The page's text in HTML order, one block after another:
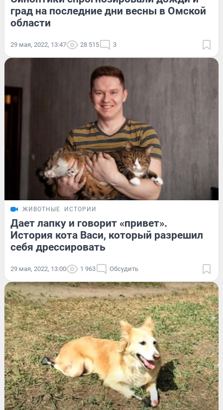
град на последние дни весны в Омской
области
29 мая, 2022, 13:47 28 515 3
ЖИВОТНЫЕ ИСТОРИИ
Дает лапку и говорит «привет».
История кота Васи, который разрешил
себя дрессировать
29 мая, 2022, 13:00 1 963 Обсудить